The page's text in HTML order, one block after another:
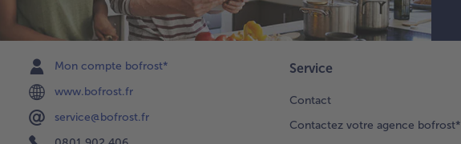
Mon compte bofrost*
www.bofrost.fr
service@bofrost.fr
Service
Contact
Contactez votre agence bofrost*